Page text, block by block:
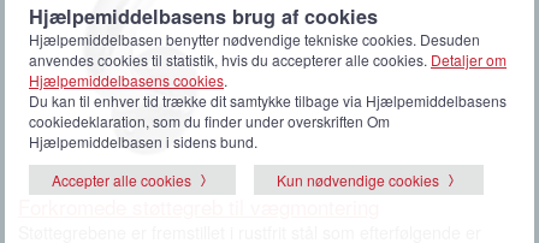
Hjælpemiddelbasens brug af cookies
Hjælpemiddelbasen benytter nødvendige tekniske cookies. Desuden
anvendes cookies til statistik, hvis du accepterer alle cookies. Detaljer om
Hjælpemiddelbasens cookies.
Du kan til enhver tid trække dit samtykke tilbage via Hjælpemiddelbasens
cookiedeklaration, som du finder under overskriften Om
Hjælpemiddelbasen i sidens bund.
Accepter alle cookies
Kun nødvendige cookies